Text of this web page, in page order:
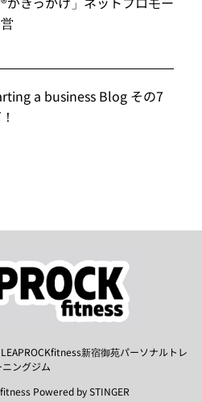
a business Blog その7
新宿御苑パーソナルトレ
ニングジム
Powered bySTINGER